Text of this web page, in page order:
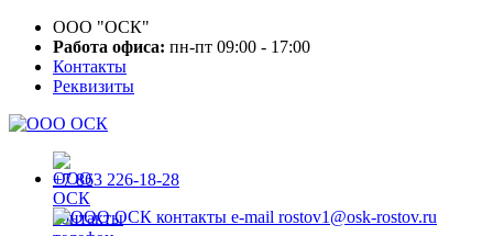
ООО "ОСК"
Работа офиса: пн-пт 09:00 - 17:00
Контакты
Реквизиты
+7 863 226-18-28
rostov1@osk-rostov.ru